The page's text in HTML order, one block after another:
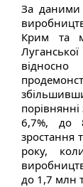
За даними
Крим та
6,7%, до
зростання
року,
до 1,7 млн